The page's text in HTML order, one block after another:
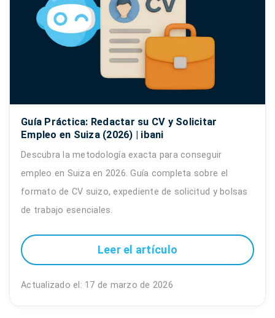
Guía Práctica: Redactar su CV y Solicitar
Empleo en Suiza (2026) | ibani
Descubra la metodología exacta para conseguir
empleo en Suiza en 2026. Guía completa sobre el
formato de CV suizo, expediente de solicitud y bolsas
de trabajo esenciales.
Leer el artículo
Actualizado el: 17 de marzo de 2026